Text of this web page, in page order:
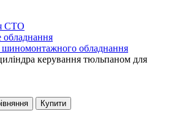
СТО
шиномонтажного обладнання
керування тюльпаном для
Купити